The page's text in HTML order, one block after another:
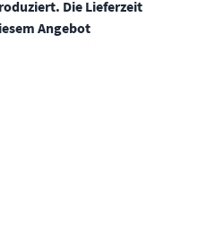
Die Lieferzeit
Angebot